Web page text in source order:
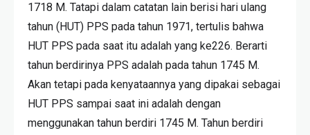
1718 M. Tatapi dalam catatan lain berisi hari ulang
tahun (HUT) PPS pada tahun 1971, tertulis bahwa
HUT PPS pada saat itu adalah yang ke226. Berarti
tahun berdirinya PPS adalah pada tahun 1745 M.
Akan tetapi pada kenyataannya yang dipakai sebagai
HUT PPS sampai saat ini adalah dengan
menggunakan tahun berdiri 1745 M. Tahun berdiri